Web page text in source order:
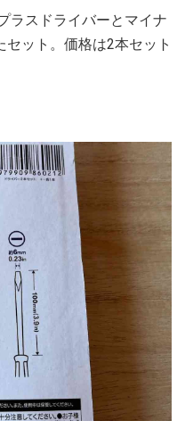
ラスドライバーとマイナ
ット。価格は2本セット